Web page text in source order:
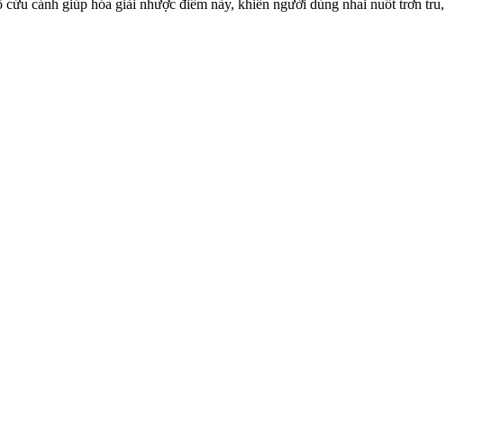
cánh giúp hóa giải nhược điểm này, khiến người dùng nhai nuốt trơn tru,